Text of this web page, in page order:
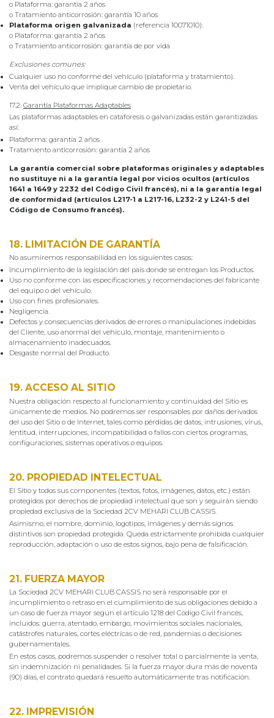
o Plataforma: garantía 2 años
o Tratamiento anticorrosión: garantía 10 años
Plataforma origen galvanizada (referencia 10071010):
o Plataforma: garantía 2 años
o Tratamiento anticorrosión: garantía de por vida
Exclusiones comunes:
Cualquier uso no conforme del vehículo (plataforma y tratamiento).
Venta del vehículo que implique cambio de propietario.
17.2. Garantía Plataformas Adaptables
Las plataformas adaptables en cataforesis o galvanizadas están garantizadas
así:
Plataforma: garantía 2 años
Tratamiento anticorrosión: garantía 2 años
La garantía comercial sobre plataformas originales y adaptables
no sustituye ni a la garantía legal por vicios ocultos (artículos
1641 a 1649 y 2232 del Código Civil francés), ni a la garantía legal
de conformidad (artículos L217-1 a L217-16, L232-2 y L241-5 del
Código de Consumo francés).
18. LIMITACIÓN DE GARANTÍA
No asumiremos responsabilidad en los siguientes casos:
Incumplimiento de la legislación del país donde se entregan los Productos.
Uso no conforme con las especificaciones y recomendaciones del fabricante
del equipo o del vehículo.
Uso con fines profesionales.
Negligencia.
Defectos y consecuencias derivados de errores o manipulaciones indebidas
del Cliente, uso anormal del vehículo, montaje, mantenimiento o
almacenamiento inadecuados.
Desgaste normal del Producto.
19. ACCESO AL SITIO
Nuestra obligación respecto al funcionamiento y continuidad del Sitio es
únicamente de medios. No podremos ser responsables por daños derivados
del uso del Sitio o de Internet, tales como pérdidas de datos, intrusiones, virus,
lentitud, interrupciones, incompatibilidad o fallos con ciertos programas,
configuraciones, sistemas operativos o equipos.
20. PROPIEDAD INTELECTUAL
El Sitio y todos sus componentes (textos, fotos, imágenes, datos, etc.) están
protegidos por derechos de propiedad intelectual que son y seguirán siendo
propiedad exclusiva de la Sociedad 2CV MEHARI CLUB CASSIS.
Asimismo, el nombre, dominio, logotipos, imágenes y demás signos
distintivos son propiedad protegida. Queda estrictamente prohibida cualquier
reproducción, adaptación o uso de estos signos, bajo pena de falsificación.
21. FUERZA MAYOR
La Sociedad 2CV MEHARI CLUB CASSIS no será responsable por el
incumplimiento o retraso en el cumplimiento de sus obligaciones debido a
un caso de fuerza mayor según el artículo 1218 del Código Civil francés,
incluidos: guerra, atentado, embargo, movimientos sociales nacionales,
catástrofes naturales, cortes eléctricas o de red, pandemias o decisiones
gubernamentales.
En estos casos, podremos suspender o resolver total o parcialmente la venta,
sin indemnización ni penalidades. Si la fuerza mayor dura más de noventa
(90) días, el contrato quedará resuelto automáticamente tras notificación.
22. IMPREVISIÓN